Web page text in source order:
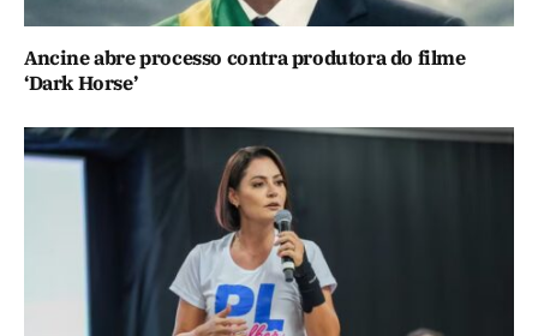
Ancine abre processo contra produtora do filme
‘Dark Horse’